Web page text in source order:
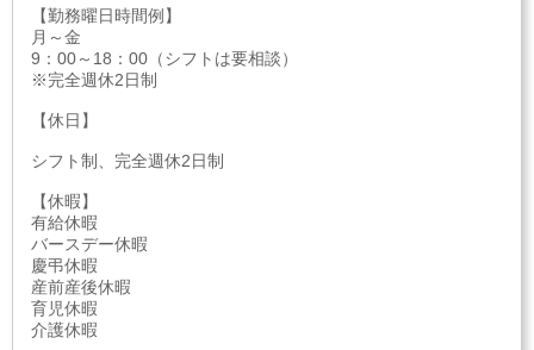
【勤務曜日時間例】
月～金
9：00～18：00（シフトは要相談）
※完全週休2日制
【休日】
シフト制、完全週休2日制
【休暇】
有給休暇
バースデー休暇
慶弔休暇
産前産後休暇
育児休暇
介護休暇